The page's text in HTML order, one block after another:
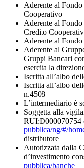
Aderente al
Cooperativo
Aderente al
Credito
Aderente al
Aderente al
Gruppi Bancari
esercita la
Iscritta all’albo
Iscritta all’albo
n.4508
L’intermediario è
Soggetta alla
RUI:D000070754
pubblica/ng/#/
distributore
Autorizzata dalla
d’investimento
pubblica/banche